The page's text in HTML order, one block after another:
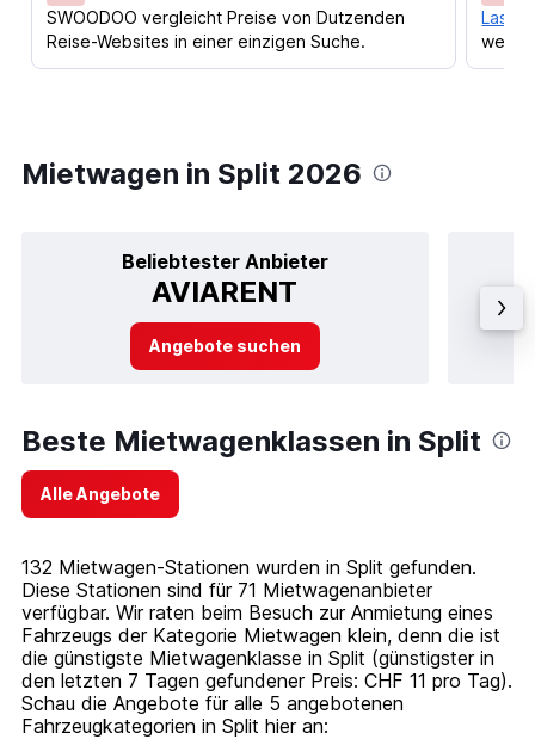
SWOODOO vergleicht Preise von Dutzenden
Reise-Websites in einer einzigen Suche.
Lass
Mietwagen in Split 2026
Beliebtester Anbieter
AVIARENT
Angebote suchen
Beste Mietwagenklassen in Split
Alle Angebote
132 Mietwagen-Stationen wurden in Split gefunden.
Diese Stationen sind für 71 Mietwagenanbieter
verfügbar. Wir raten beim Besuch zur Anmietung eines
Fahrzeugs der Kategorie Mietwagen klein, denn die ist
die günstigste Mietwagenklasse in Split (günstigster in
den letzten 7 Tagen gefundener Preis: CHF 11 pro Tag).
Schau die Angebote für alle 5 angebotenen
Fahrzeugkategorien in Split hier an: